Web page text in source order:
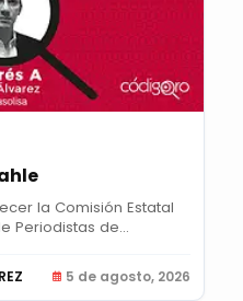
la Comisión Estatal
Periodistas de...
5 de agosto, 2026